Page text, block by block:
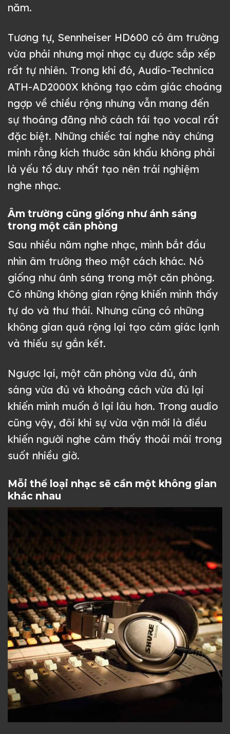
năm.
Tương tự, Sennheiser HD600 có âm trường
vừa phải nhưng mọi nhạc cụ được sắp xếp
rất tự nhiên. Trong khi đó, Audio-Technica
ATH-AD2000X không tạo cảm giác choáng
ngợp về chiều rộng nhưng vẫn mang đến
sự thoáng đãng nhờ cách tái tạo vocal rất
đặc biệt. Những chiếc tai nghe này chứng
minh rằng kích thước sân khấu không phải
là yếu tố duy nhất tạo nên trải nghiệm
nghe nhạc.
Âm trường cũng giống như ánh sáng
trong một căn phòng
Sau nhiều năm nghe nhạc, mình bắt đầu
nhìn âm trường theo một cách khác. Nó
giống như ánh sáng trong một căn phòng.
Có những không gian rộng khiến mình thấy
tự do và thư thái. Nhưng cũng có những
không gian quá rộng lại tạo cảm giác lạnh
và thiếu sự gắn kết.
Ngược lại, một căn phòng vừa đủ, ánh
sáng vừa đủ và khoảng cách vừa đủ lại
khiến mình muốn ở lại lâu hơn. Trong audio
cũng vậy, đôi khi sự vừa vặn mới là điều
khiến người nghe cảm thấy thoải mái trong
suốt nhiều giờ.
Mỗi thể loại nhạc sẽ cần một không gian
khác nhau